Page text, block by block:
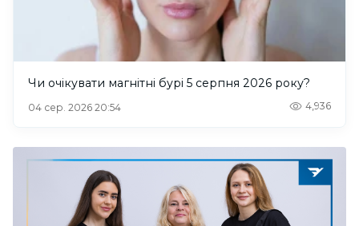
Чи очікувати магнітні бурі 5 серпня 2026 року?
04 сер. 2026 20:54 4,936